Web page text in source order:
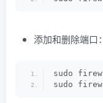
添加和删除端口：
sudo
sudo